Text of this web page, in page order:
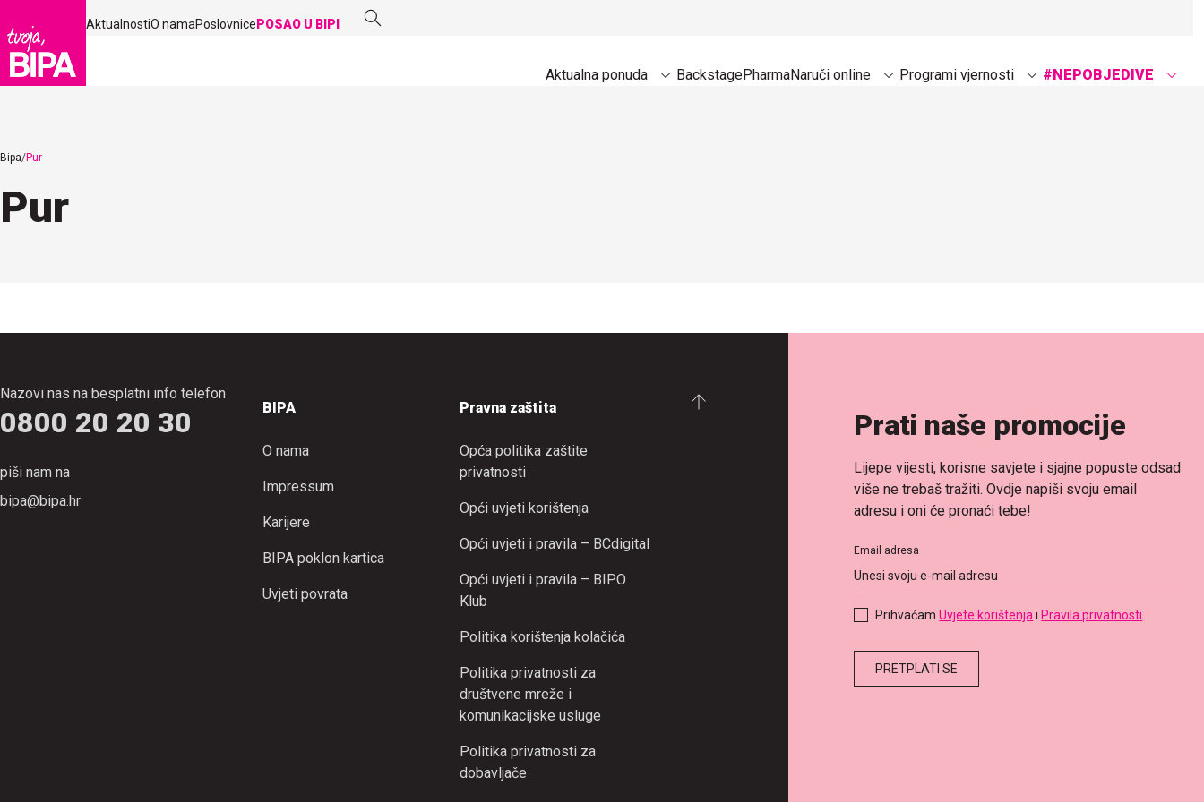
Aktualna ponuda BackstagePharmaNaruči online Programi vjernosti #NEPOBJEDIVE
AktualnostiO namaPoslovnice POSAO U BIPI
Bipa Pur
Pur
Nazovi nas na besplatni info telefon
0800 20 20 30
piši nam na
bipa@bipa.hr
BIPA
O nama
Impressum
Karijere
BIPA poklon kartica
Uvjeti povrata
Pravna zaštita
Opća politika zaštite
privatnosti
Opći uvjeti korištenja
Opći uvjeti i pravila – BCdigital
Opći uvjeti i pravila – BIPO
Klub
Politika korištenja kolačića
Politika privatnosti za
društvene mreže i
komunikacijske usluge
Politika privatnosti za
dobavljače
Prati naše promocije
Lijepe vijesti, korisne savjete i sjajne popuste odsad
više ne trebaš tražiti. Ovdje napiši svoju email
adresu i oni će pronaći tebe!
Email adresa
PrihvaćamUvjete korištenja iPravila privatnosti